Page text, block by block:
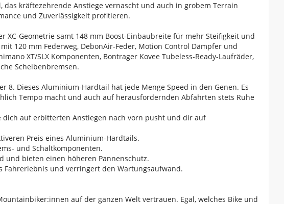
kräftezehrende Anstiege vernascht und auch in grobem Terrain
und Zuverlässigkeit profitieren.
Geometrie samt 148 mm Boost-Einbaubreite für mehr Steifigkeit und
120 mm Federweg, DebonAir-Feder, Motion Control Dämpfer und
XT/SLX Komponenten, Bontrager Kovee Tubeless-Ready-Laufräder,
Scheibenbremsen.
Dieses Aluminium-Hardtail hat jede Menge Speed in den Genen. Es
Tempo macht und auch auf herausfordernden Abfahrten stets Ruhe
dich auf erbitterten Anstiegen nach vorn pusht und dir auf
Preis eines Aluminium-Hardtails.
und Schaltkomponenten.
und bieten einen höheren Pannenschutz.
und verringert den Wartungsaufwand.
auf der ganzen Welt vertrauen. Egal, welches Bike und